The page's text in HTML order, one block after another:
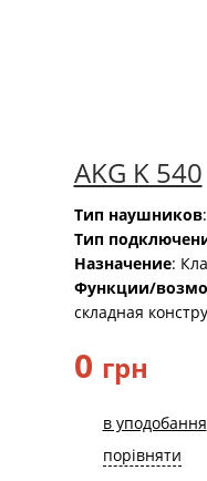
AKG K 540
Тип наушников
Тип
Назначение:
Функции/
складная
0 грн
в уподобання
порівняти